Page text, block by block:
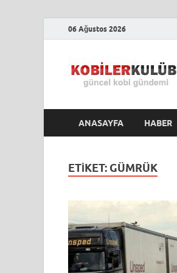
06 Ağustos 2026
ANASAYFA HABER
ETIKET: GÜMRÜK